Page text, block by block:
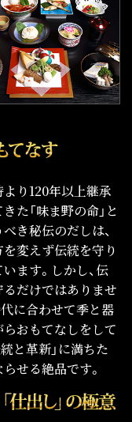
り120年以上継承
た「味ま野の命」と
き秘伝のだしは、
を変えず伝統を守り
ます。しかし、伝
だけではありませ
代に合わせて季と器
おもてなしをして
と革新」に満ちた
せる絶品です。